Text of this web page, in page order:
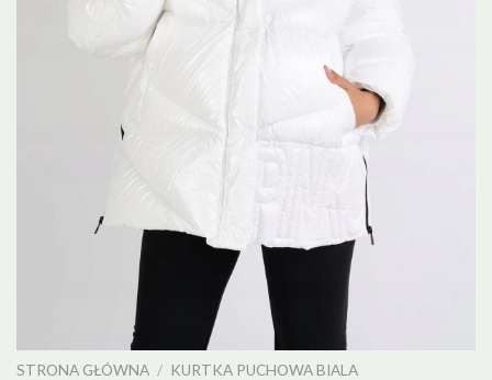
STRONA GŁÓWNA / KURTKA PUCHOWA BIALA